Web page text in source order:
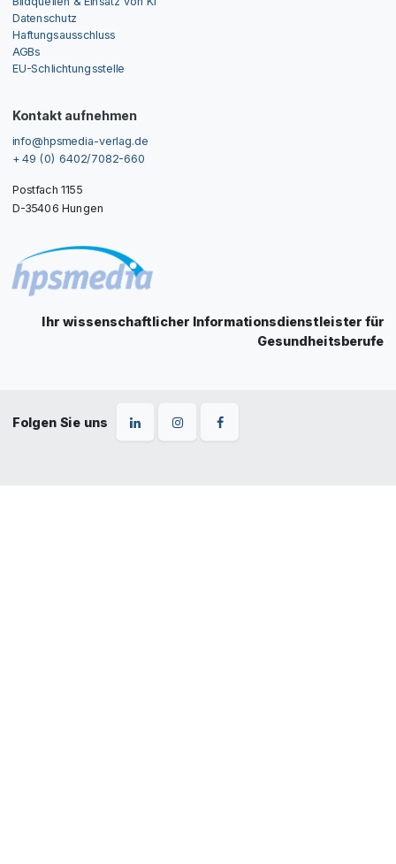
Datenschutz
Haftungsausschluss
AGBs
EU-Schlichtungsstelle
Kontakt aufnehmen
info@hpsmedia-verlag.de
+ 49 (0) 6402/7082-660
Postfach 1155
D-35406 Hungen
Ihr wissenschaftlicher Informationsdienstleister für
Gesundheitsberufe
Folgen Sie uns